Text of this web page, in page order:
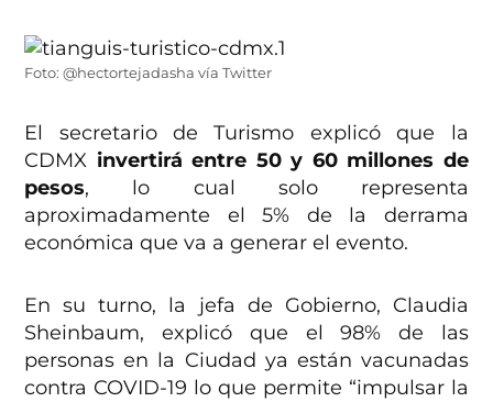
Foto: @hectortejadasha vía Twitter
El secretario de Turismo explicó que la
CDMX invertirá entre 50 y 60 millones de
pesos, lo cual solo representa
aproximadamente el 5% de la derrama
económica que va a generar el evento.
En su turno, la jefa de Gobierno, Claudia
Sheinbaum, explicó que el 98% de las
personas en la Ciudad ya están vacunadas
contra COVID-19 lo que permite “impulsar la